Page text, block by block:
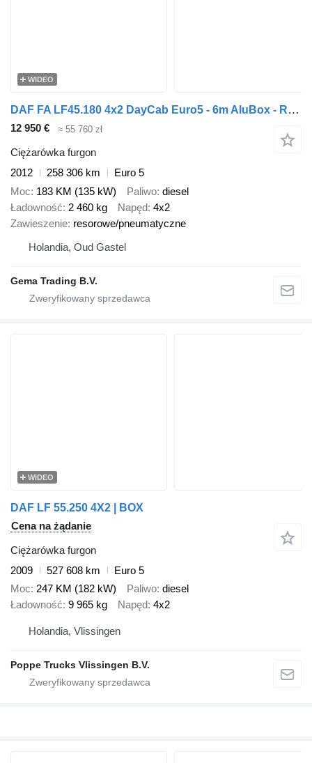
WIDEO
DAF FA LF45.180 4x2 DayCab Euro5 - 6m AluBox - Roller Shutters - Sid
12 950 € ≈ 55 760 zł
Ciężarówka furgon
2012
258 306 km
Euro 5
Moc 183 KM (135 kW) Paliwo diesel
Ładowność 2 460 kg Napęd 4x2
Zawieszenie resorowe/pneumatyczne
Holandia, Oud Gastel
Gema Trading B.V.
WIDEO
DAF LF 55.250 4X2 | BOX
Cena na żądanie
Ciężarówka furgon
2009
527 608 km
Euro 5
Moc 247 KM (182 kW) Paliwo diesel
Ładowność 9 965 kg Napęd 4x2
Holandia, Vlissingen
Poppe Trucks Vlissingen B.V.